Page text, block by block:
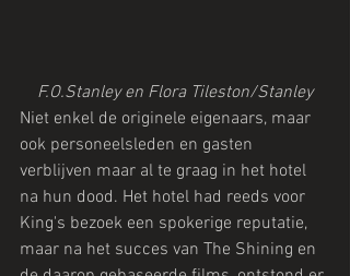
F.O.Stanley en Flora Tileston/Stanley
Niet enkel de originele eigenaars, maar
ook personeelsleden en gasten
verblijven maar al te graag in het hotel
na hun dood. Het hotel had reeds voor
King's bezoek een spokerige reputatie,
maar na het succes van The Shining en